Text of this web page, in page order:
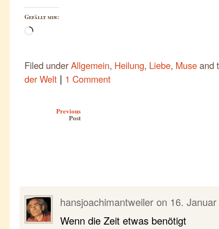
Gefällt mir:
Wird
Filed underAllgemein, Heilung, Liebe, Museand
der Welt | 1 Comment
Previous
Post
hansjoachimantweiler on 16.
Wenn die Zeit etwas benötigt